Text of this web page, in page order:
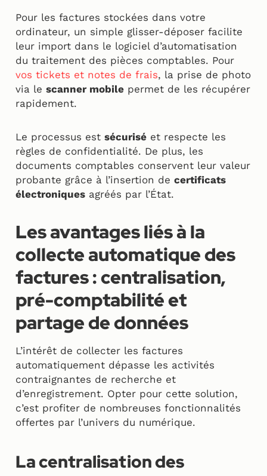
Pour les factures stockées dans votre
ordinateur, un simple glisser-déposer facilite
leur import dans le logiciel d’automatisation
du traitement des pièces comptables. Pour
vos tickets et notes de frais, la prise de photo
via le scanner mobile permet de les récupérer
rapidement.
Le processus est sécurisé et respecte les
règles de confidentialité. De plus, les
documents comptables conservent leur valeur
probante grâce à l’insertion de certificats
électroniques agréés par l’État.
Les avantages liés à la
collecte automatique des
factures : centralisation,
pré-comptabilité et
partage de données
L’intérêt de collecter les factures
automatiquement dépasse les activités
contraignantes de recherche et
d’enregistrement. Opter pour cette solution,
c’est profiter de nombreuses fonctionnalités
offertes par l’univers du numérique.
La centralisation des